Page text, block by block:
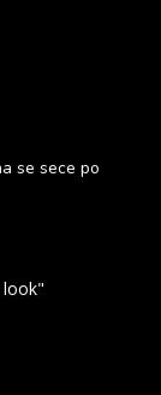
se sece po
look"